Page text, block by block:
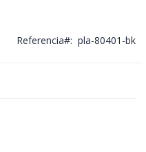
Referencia pla-80401-bk